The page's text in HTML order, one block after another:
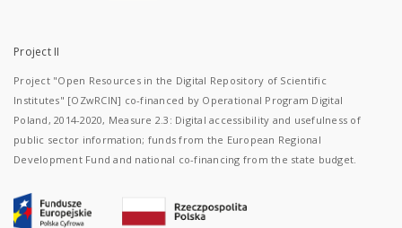
Project II
Project "Open Resources in the Digital Repository of Scientific
Institutes" [OZwRCIN] co-financed by Operational Program Digital
Poland, 2014-2020, Measure 2.3: Digital accessibility and usefulness of
public sector information; funds from the European Regional
Development Fund and national co-financing from the state budget.